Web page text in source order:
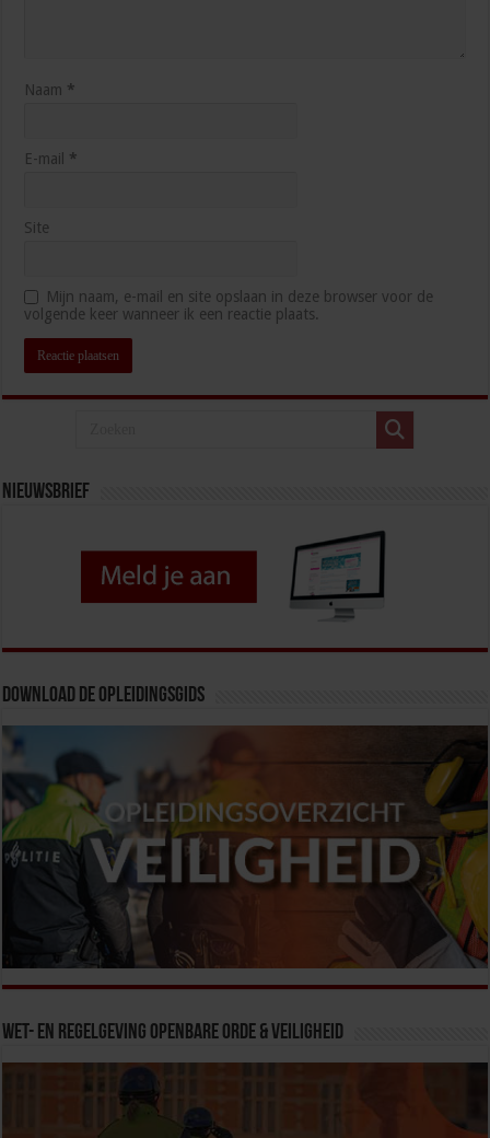
Naam *
E-mail *
Site
Mijn naam, e-mail en site opslaan in deze browser voor de
volgende keer wanneer ik een reactie plaats.
Nieuwsbrief
Download de opleidingsgids
Wet- en Regelgeving Openbare Orde & Veiligheid